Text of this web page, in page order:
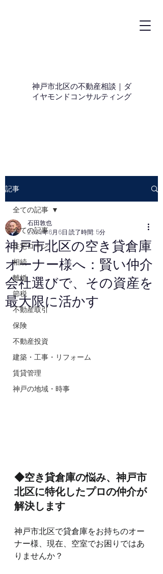
神戸市北区の不動産相談｜ダ
イヤモンドコンサルティング
記事
全ての記事
住宅ローン
相続
離婚
節税
不動産取引
保険
不動産投資
建築・工事・リフォーム
賃貸管理
神戸の地域・時事
全ての記事
神戸市北区の空き貸倉庫
オーナー様へ：賢い仲介
会社選びで、その資産を
最大限に活かす
石田敦也
2025年6月6日 読了時間: 5分
◆空き貸倉庫の悩み、神戸市
北区に特化したプロの仲介が
解決します
神戸市北区で貸倉庫をお持ちのオー
ナー様、現在、空室でお困りではあ
りませんか？